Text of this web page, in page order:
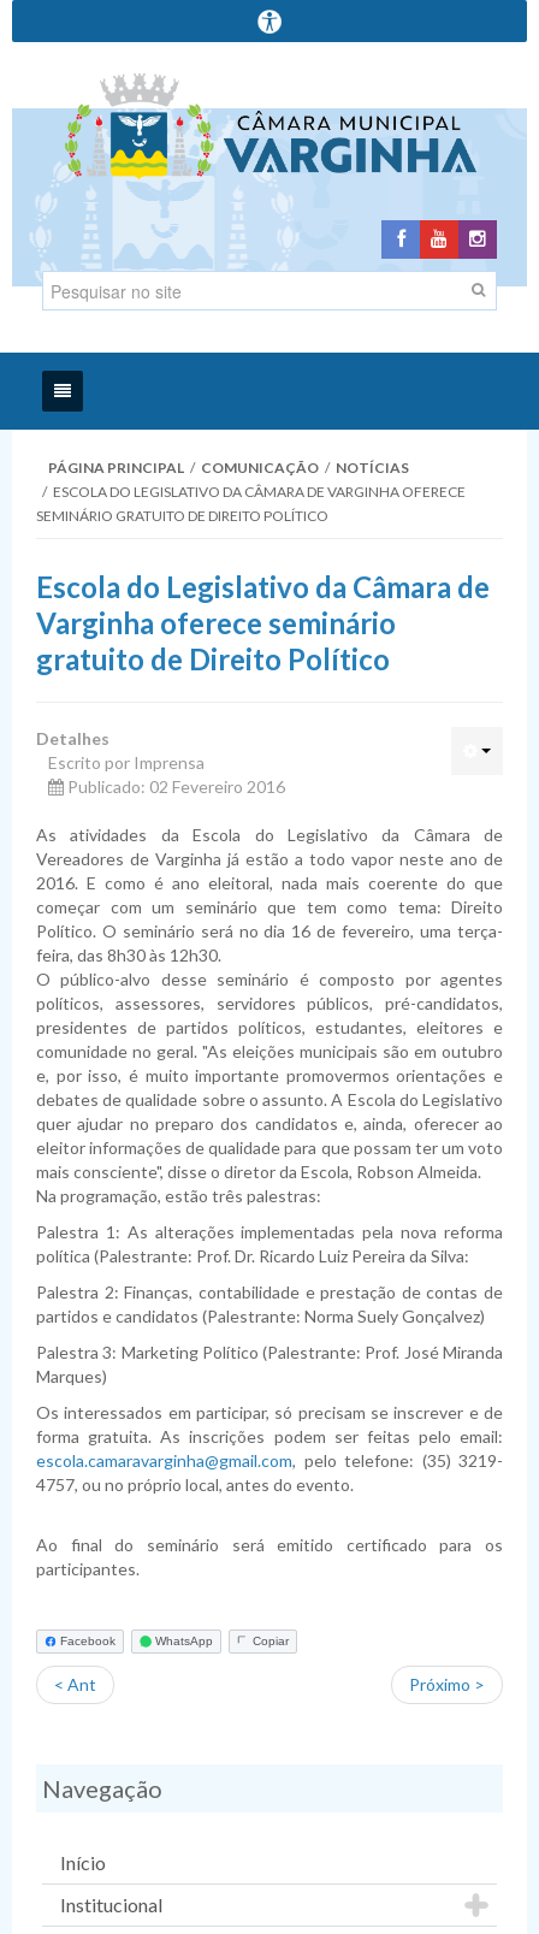
Institucional
Comissões
Estrutura Organizacional
Presidentes
Ouvidoria
Tribuna Livre
Atividade Legislativa
Legislação
Lei Ordinária
Lei Complementar
Regimento Interno
Propostas de Emenda à LOM
Projetos de Lei Ordinária do Legislativo
Projetos de Lei Ordinária do Executivo
Projetos de Lei Complementar
Projetos de Decreto Legislativo
Projetos de Resolução
Normas Orçamentárias
PPA – Plano Plurianual
LDO – Lei Diretrizes Orçamentárias
LOA – Lei Orçamentária Anual
Normas Administrativas
Decretos Legislativos
Resoluções
Portarias
Emendas
Emenda
Emendas Impositivas
Emendas à LOM
Proposições
Indicações
Requerimentos
Moções
Instrumentos Legislativos
Sessões plenárias
Ata das Sessões
Pauta das Sessões
Validar Documento
Transparência
Portal da Transparência da Câmara de Varginha
Portal de Transparência de Minas Gerais
Portal de Publicidade Transparente
Prefeitura de Varginha
Portal de Acesso à Informação Federal
Radar da Transparência
Contas Públicas
Receitas
Despesas Detalhadas
Despesas Orçamentárias
Despesas por Credor
Ordem Cronológica de Pagamentos
Cotas / Verba Indenizatória
Julgamento de contas
Transferências e Convênios
Transferências Financeiras Recebidas
Transferências Financeiras Concedidas
Convênios Recebidos
Parcerias e Convênios Repassados
Acordos Não Financeiros
Recursos Humanos
Cargos e Vencimentos
Servidores Públicos
Servidores e Remuneração
Estagiários
Folha de Pagamento
Lista de Terceirizados
Concursos Públicos
Diárias de Viagem
Processos Licitatórios
Publicações
Licitações
Dispensas
Inexigibilidade
Atas de Adesão
Obras
Fornecedores Sancionados
Contratos
Contratos Celebrados
Fiscais de Contratos
Prestação de Contas
Relatórios da Lei 4.320/64
Relatórios da LRF
Execução Extraorçamentária
Planejamento
Plano Anual de Contratações
Plano Estratégico Institucional
Relatório de Gestão e Atividades
Políticas de Gestão e Governança
Lei de Acesso à Informação
Sistema de Informação ao Cidadão - SIC
Perguntas Frequentes
Acessibilidade
Lei Geral de Proteção de Dados Pessoais
Sobre a LGPD
Política de Privacidade
Notícias
Transmissões
Jornal da Câmara
Edições Anteriores
Coleção de Livros
Vagas de Emprego no Espaço Cidadania
Pesquisa de Satisfação
PÁGINA PRINCIPAL / COMUNICAÇÃO / NOTÍCIAS
/ ESCOLA DO LEGISLATIVO DA CÂMARA DE VARGINHA OFERECE
SEMINÁRIO GRATUITO DE DIREITO POLÍTICO
Escola do Legislativo da Câmara de
Varginha oferece seminário
gratuito de Direito Político
Detalhes
Escrito por Imprensa
Publicado: 02 Fevereiro 2016
As atividades da Escola do Legislativo da Câmara de
Vereadores de Varginha já estão a todo vapor neste ano de
2016. E como é ano eleitoral, nada mais coerente do que
começar com um seminário que tem como tema: Direito
Político. O seminário será no dia 16 de fevereiro, uma terça-
feira, das 8h30 às 12h30.
O público-alvo desse seminário é composto por agentes
políticos, assessores, servidores públicos, pré-candidatos,
presidentes de partidos políticos, estudantes, eleitores e
comunidade no geral. "As eleições municipais são em outubro
e, por isso, é muito importante promovermos orientações e
debates de qualidade sobre o assunto. A Escola do Legislativo
quer ajudar no preparo dos candidatos e, ainda, oferecer ao
eleitor informações de qualidade para que possam ter um voto
mais consciente", disse o diretor da Escola, Robson Almeida.
Na programação, estão três palestras:
Palestra 1: As alterações implementadas pela nova reforma
política (Palestrante: Prof. Dr. Ricardo Luiz Pereira da Silva:
Palestra 2: Finanças, contabilidade e prestação de contas de
partidos e candidatos (Palestrante: Norma Suely Gonçalvez)
Palestra 3: Marketing Político (Palestrante: Prof. José Miranda
Marques)
Os interessados em participar, só precisam se inscrever e de
forma gratuita. As inscrições podem ser feitas pelo email:
escola.camaravarginha@gmail.com, pelo telefone: (35) 3219-
4757, ou no próprio local, antes do evento.
Ao final do seminário será emitido certificado para os
participantes.
Facebook WhatsApp Copiar
< Ant Próximo >
Navegação
Início
Institucional